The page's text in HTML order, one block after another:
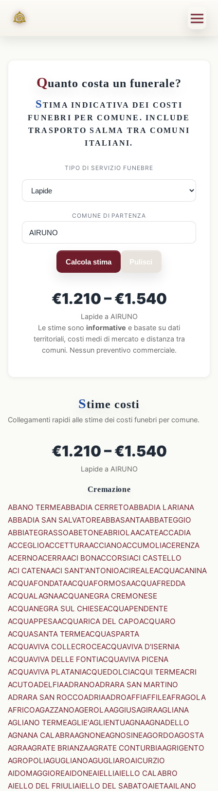
Quanto costa un funerale?
STIMA INDICATIVA DEI COSTI
FUNEBRI PER COMUNE . INCLUDE
TRASPORTO SALMA TRA COMUNI
ITALIANI.
TIPO DI SERVIZIO FUNEBRE
COMUNE DI PARTENZA
Calcola stima Pulisci
€1.210 – €1.540
Lapide a AIRUNO
Le stime sono informative e basate su dati
territoriali, costi medi di mercato e distanza tra
comuni. Nessun preventivo commerciale.
Stime costi
Collegamenti rapidi alle stime dei costi funebri per comune.
€1.210 – €1.540
Lapide a AIRUNO
Cremazione
ABANO TERMEABBADIA CERRETOABBADIA LARIANA
ABBADIA SAN SALVATOREABBASANTAABBATEGGIO
ABBIATEGRASSOABETONEABRIOLAACATEACCADIA
ACCEGLIOACCETTURAACCIANOACCUMOLIACERENZA
ACERNOACERRAACI BONACCORSIACI CASTELLO
ACI CATENAACI SANT'ANTONIOACIREALEACQUACANINA
ACQUAFONDATAACQUAFORMOSAACQUAFREDDA
ACQUALAGNAACQUANEGRA CREMONESE
ACQUANEGRA SUL CHIESEACQUAPENDENTE
ACQUAPPESAACQUARICA DEL CAPOACQUARO
ACQUASANTA TERMEACQUASPARTA
ACQUAVIVA COLLECROCEACQUAVIVA D'ISERNIA
ACQUAVIVA DELLE FONTIACQUAVIVA PICENA
ACQUAVIVA PLATANIACQUEDOLCIACQUI TERMEACRI
ACUTOADELFIAADRANOADRARA SAN MARTINO
ADRARA SAN ROCCOADRIAADROAFFIAFFILEAFRAGOLA
AFRICOAGAZZANOAGEROLAAGGIUSAGIRAAGLIANA
AGLIANO TERMEAGLIE'AGLIENTUAGNAAGNADELLO
AGNANA CALABRAAGNONEAGNOSINEAGORDOAGOSTA
AGRAAGRATE BRIANZAAGRATE CONTURBIAAGRIGENTO
AGROPOLIAGUGLIANOAGUGLIAROAICURZIO
AIDOMAGGIOREAIDONEAIELLIAIELLO CALABRO
AIELLO DEL FRIULIAIELLO DEL SABATOAIETAAILANO